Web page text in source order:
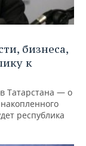
бизнеса,
к
Татарстана — о
республика